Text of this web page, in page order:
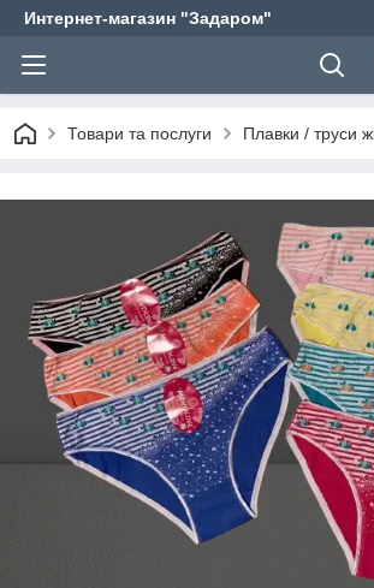
Интернет-магазин "Задаром"
Товари та послуги Плавки / труси